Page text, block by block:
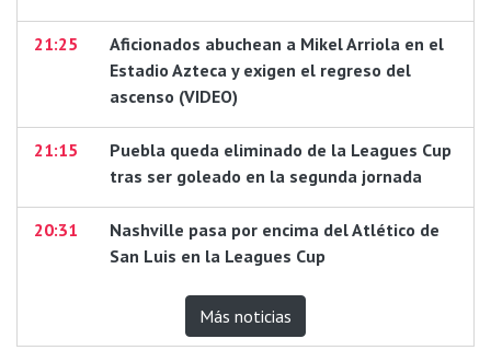
21:25
Aficionados abuchean a Mikel Arriola en el
Estadio Azteca y exigen el regreso del
ascenso (VIDEO)
21:15
Puebla queda eliminado de la Leagues Cup
tras ser goleado en la segunda jornada
20:31
Nashville pasa por encima del Atlético de
San Luis en la Leagues Cup
Más noticias